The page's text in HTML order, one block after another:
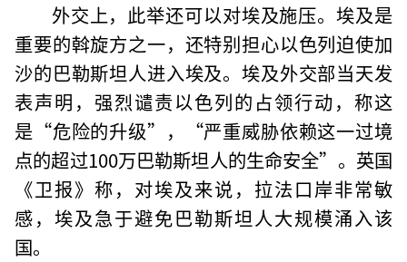
外交上，此举还可以对埃及施压。埃及是
重要的斡旋方之一，还特别担心以色列迫使加
沙的巴勒斯坦人进入埃及。埃及外交部当天发
表声明，强烈谴责以色列的占领行动，称这
是“危险的升级”，“严重威胁依赖这一过境
点的超过100万巴勒斯坦人的生命安全”。英国
《卫报》称，对埃及来说，拉法口岸非常敏
感，埃及急于避免巴勒斯坦人大规模涌入该
国。